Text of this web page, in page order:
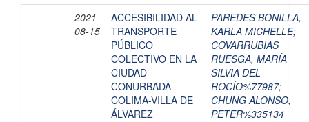
2021-
08-15
ACCESIBILIDAD AL
TRANSPORTE
PÚBLICO
COLECTIVO EN LA
CIUDAD
CONURBADA
COLIMA-VILLA DE
ÁLVAREZ
PAREDES BONILLA,
KARLA MICHELLE;
COVARRUBIAS
RUESGA, MARÍA
SILVIA DEL
ROCÍO%77987;
CHUNG ALONSO,
PETER%335134